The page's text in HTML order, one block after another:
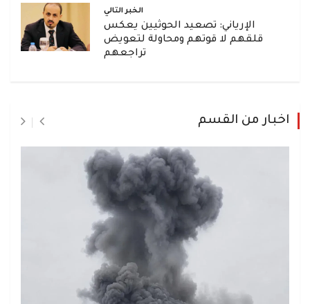
الخبر التالي
الإرياني: تصعيد الحوثيين يعكس
قلقهم لا قوتهم ومحاولة لتعويض
تراجعهم
اخبار من القسم